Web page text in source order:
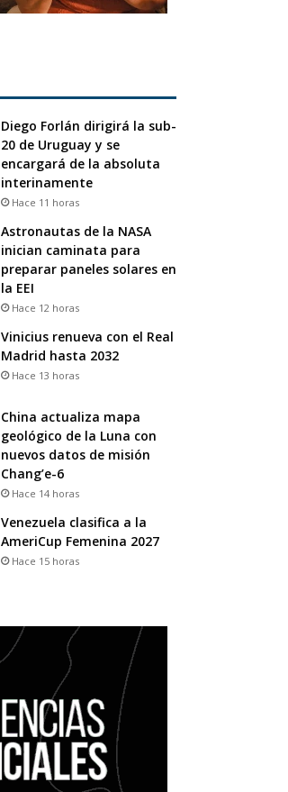
Diego Forlán dirigirá la sub-
20 de Uruguay y se
encargará de la absoluta
interinamente
Hace 11 horas
Astronautas de la NASA
inician caminata para
preparar paneles solares en
la EEI
Hace 12 horas
Vinicius renueva con el Real
Madrid hasta 2032
Hace 13 horas
China actualiza mapa
geológico de la Luna con
nuevos datos de misión
Chang’e-6
Hace 14 horas
Venezuela clasifica a la
AmeriCup Femenina 2027
Hace 15 horas